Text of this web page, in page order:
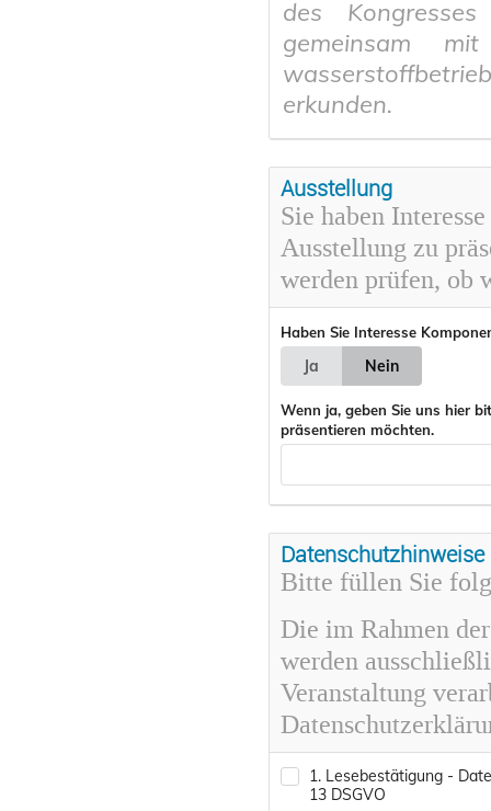
des
gemeinsam
erkunden.
Ausstellung
Sie haben
Ausstellung zu
werden prüfen, ob
Haben Sie Interesse
Ja Nein
Wenn ja, geben Sie uns hier
präsentieren möchten.
Datenschutzhinweise
Bitte füllen Sie
Die im Rahmen
werden
Veranstaltung
1. Lesebestätigung -
13 DSGVO